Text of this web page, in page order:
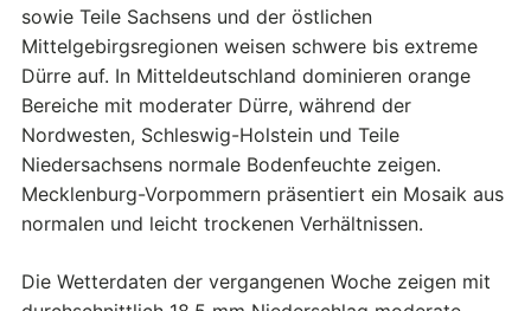
sowie Teile Sachsens und der östlichen
Mittelgebirgsregionen weisen schwere bis extreme
Dürre auf. In Mitteldeutschland dominieren orange
Bereiche mit moderater Dürre, während der
Nordwesten, Schleswig-Holstein und Teile
Niedersachsens normale Bodenfeuchte zeigen.
Mecklenburg-Vorpommern präsentiert ein Mosaik aus
normalen und leicht trockenen Verhältnissen.
Die Wetterdaten der vergangenen Woche zeigen mit